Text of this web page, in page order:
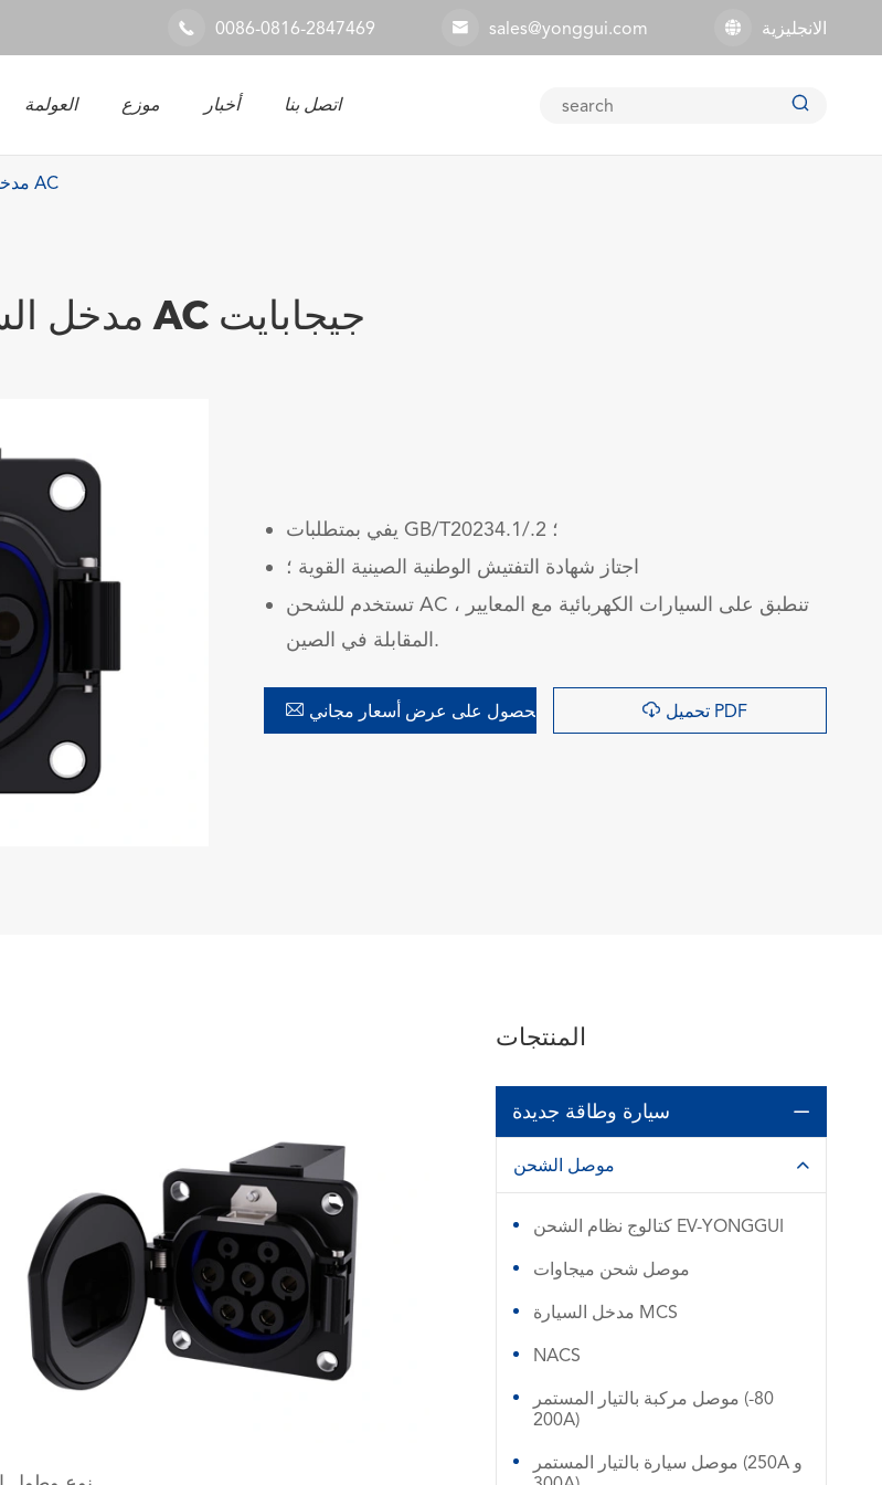
 0086-0816-2847469  sales@yonggui.com  الانجليزية
العولمة موزع أخبار اتصل بنا 
مدخل السيارة AC
مدخل السيارة AC جيجابايت
يفي بمتطلبات GB/T20234.1/.2 ؛
اجتاز شهادة التفتيش الوطنية الصينية القوية ؛
تستخدم للشحن AC ، تنطبق على السيارات الكهربائية مع المعايير
المقابلة في الصين.
 الحصول على عرض أسعار مجاني  تحميل PDF
المنتجات
سيارة وطاقة جديدة 
موصل الشحن 
كتالوج نظام الشحن EV-YONGGUI
موصل شحن ميجاوات
مدخل السيارة MCS
NACS
موصل مركبة بالتيار المستمر (80-
200A)
موصل سيارة بالتيار المستمر (250A و